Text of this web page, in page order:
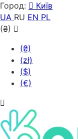
Город:
Київ
UA RU EN PL
(₴)
(₴)
(zł)
($)
(€)